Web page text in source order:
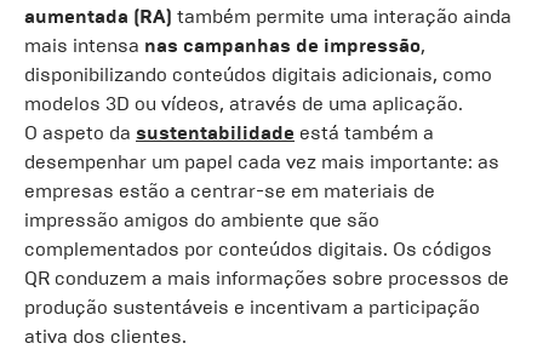
aumentada (RA) também permite uma interação ainda
mais intensa nas campanhas de impressão,
disponibilizando conteúdos digitais adicionais, como
modelos 3D ou vídeos, através de uma aplicação.
O aspeto da sustentabilidade está também a
desempenhar um papel cada vez mais importante: as
empresas estão a centrar-se em materiais de
impressão amigos do ambiente que são
complementados por conteúdos digitais. Os códigos
QR conduzem a mais informações sobre processos de
produção sustentáveis e incentivam a participação
ativa dos clientes.